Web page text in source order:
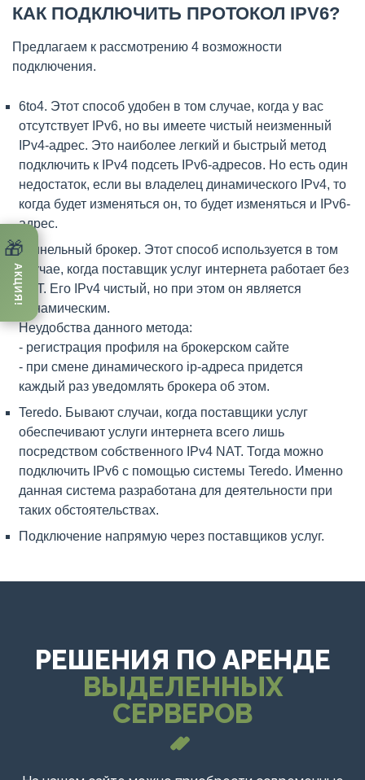
КАК ПОДКЛЮЧИТЬ ПРОТОКОЛ IPV6?
Предлагаем к рассмотрению 4 возможности
подключения.
6to4. Этот способ удобен в том случае, когда у вас
отсутствует IPv6, но вы имеете чистый неизменный
IPv4-адрес. Это наиболее легкий и быстрый метод
подключить к IPv4 подсеть IPv6-адресов. Но есть один
недостаток, если вы владелец динамического IPv4, то
когда будет изменяться он, то будет изменяться и IPv6-
адрес.
Туннельный брокер. Этот способ используется в том
случае, когда поставщик услуг интернета работает без
NAT. Его IPv4 чистый, но при этом он является
динамическим.
Неудобства данного метода:
- регистрация профиля на брокерском сайте
- при смене динамического ip-адреса придется
каждый раз уведомлять брокера об этом.
Teredo. Бывают случаи, когда поставщики услуг
обеспечивают услуги интернета всего лишь
посредством собственного IPv4 NAT. Тогда можно
подключить IPv6 с помощью системы Teredo. Именно
данная система разработана для деятельности при
таких обстоятельствах.
Подключение напрямую через поставщиков услуг.
🎁
АКЦИЯ!
РЕШЕНИЯ ПО АРЕНДЕ
ВЫДЕЛЕННЫХ
СЕРВЕРОВ